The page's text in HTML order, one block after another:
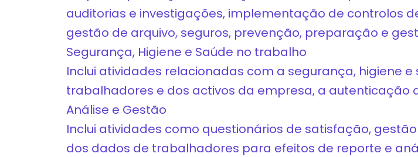
auditorias e investigações, implementação de controlos
gestão de arquivo, seguros, prevenção, preparação e
Segurança, Higiene e Saúde no trabalho
Inclui atividades relacionadas com a segurança, higiene
trabalhadores e dos activos da empresa, a autenticação
Análise e Gestão
Inclui atividades como questionários de satisfação,
dos dados de trabalhadores para efeitos de reporte e